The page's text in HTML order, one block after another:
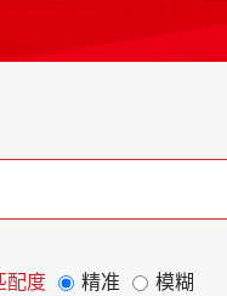
配度 精准 模糊